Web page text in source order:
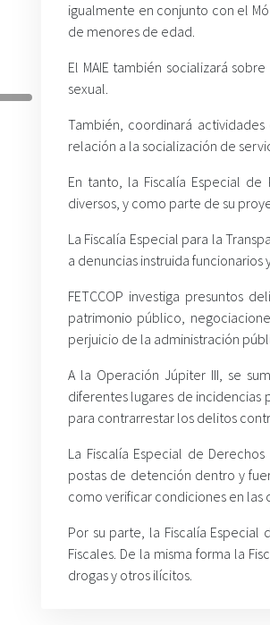
igualmente en conjunto con el
de menores de edad.
El MAIE también socializará
sexual.
También, coordinará
relación a la socialización de
En tanto, la Fiscalía Especial
diversos, y como parte de su
La Fiscalía Especial para la
a denuncias instruida
FETCCOP investiga presuntos
patrimonio público,
perjuicio de la administración
A la Operación Júpiter III, se
diferentes lugares de
para contrarrestar los delitos
La Fiscalía Especial de
postas de detención dentro y
como verificar condiciones en las
Por su parte, la Fiscalía
Fiscales. De la misma forma la
drogas y otros ilícitos.